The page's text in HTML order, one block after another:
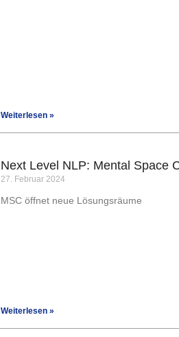
Weiterlesen »
Next Level NLP: Mental Space
27. Februar 2024
MSC öffnet neue Lösungsräume
Weiterlesen »